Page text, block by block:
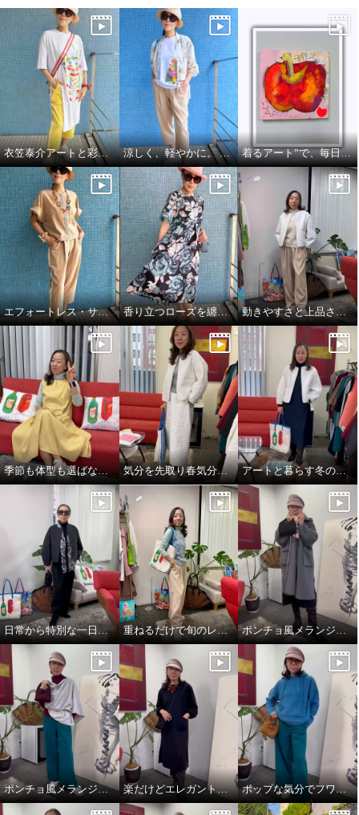
衣笠泰介アートと彩りを楽しむ夏スタイル 涼しく、軽やかに。 それでいて、きちんと美しい。 着るアート”で、毎日をもっと自由に🍎🍏
エフォートレス・サファリエレガンス 香り立つローズを纏う、エフォートレスワンピース 動きやすさと上品さ、どちらも大切にした大人スタイル
季節も体型も選ばない、頼れるジャンパースカート 気分を先取り春気分コーデ^_^ アートと暮らす冬のワンシーン。
日常から特別な一日まで。表現を変えるエレガンス❣️ 重ねるだけで旬のレイヤードスタイル完成👌
ポンチョ風メランジニットストール 楽だけどエレガントスタイル ポップな気分でフワモコパーカー